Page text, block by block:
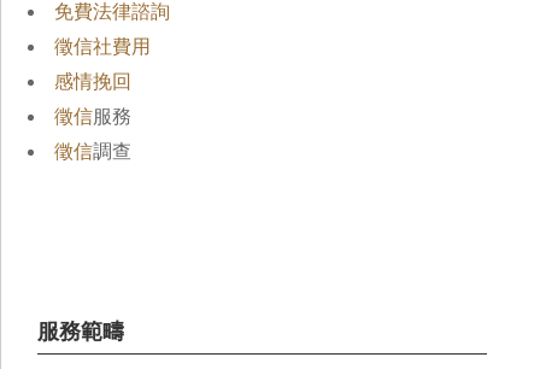
免費法律諮詢
徵信社費用
感情挽回
徵信服務
徵信調查
服務範疇